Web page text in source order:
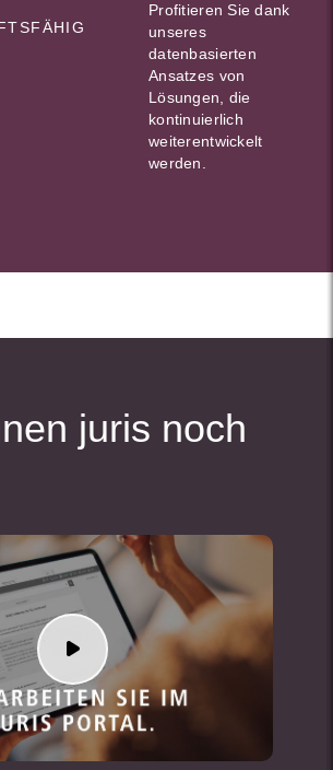
Profitieren Sie dank
unseres
datenbasierten
Ansatzes von
Lösungen, die
kontinuierlich
weiterentwickelt
werden.
juris noch